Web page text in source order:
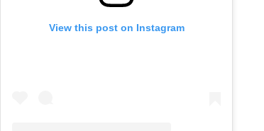
View this post on Instagram